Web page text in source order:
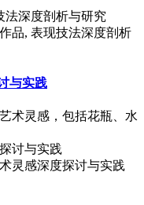
品, 表现技法深度剖析
与实践
术灵感，包括花瓶、水
灵感深度探讨与实践